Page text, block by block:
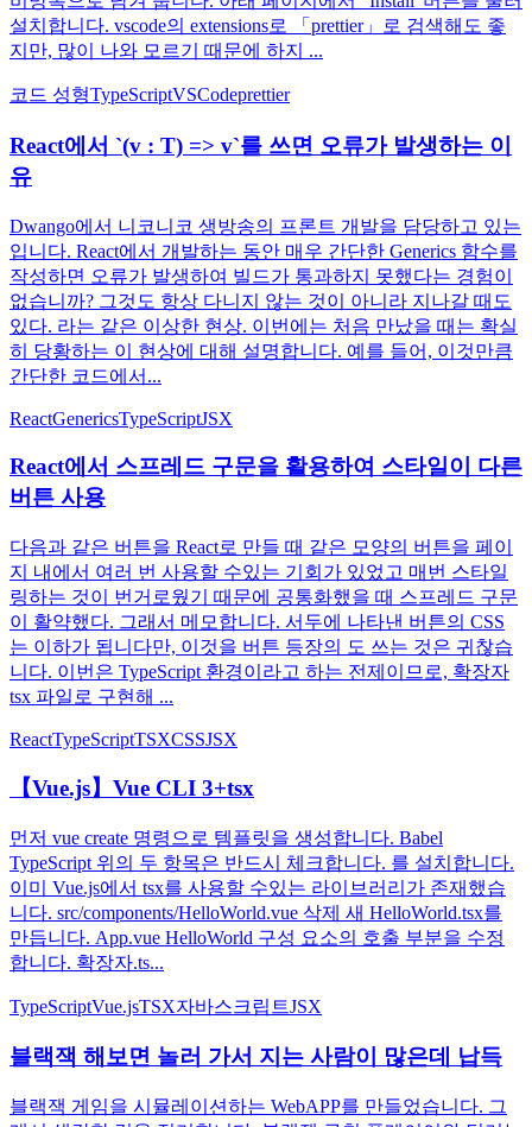
설치합니다. vscode의 extensions로 「prettier」로 검색해도 좋
지만, 많이 나와 모르기 때문에 하지 ...
코드 성형TypeScriptVSCodeprettier
React에서 `(v : T) => v`를 쓰면 오류가 발생하는 이
유
Dwango에서 니코니코 생방송의 프론트 개발을 담당하고 있는
입니다. React에서 개발하는 동안 매우 간단한 Generics 함수를
작성하면 오류가 발생하여 빌드가 통과하지 못했다는 경험이
없습니까? 그것도 항상 다니지 않는 것이 아니라 지나갈 때도
있다. 라는 같은 이상한 현상. 이번에는 처음 만났을 때는 확실
히 당황하는 이 현상에 대해 설명합니다. 예를 들어, 이것만큼
간단한 코드에서...
ReactGenericsTypeScriptJSX
React에서 스프레드 구문을 활용하여 스타일이 다른
버튼 사용
다음과 같은 버튼을 React로 만들 때 같은 모양의 버튼을 페이
지 내에서 여러 번 사용할 수있는 기회가 있었고 매번 스타일
링하는 것이 번거로웠기 때문에 공통화했을 때 스프레드 구문
이 활약했다. 그래서 메모합니다. 서두에 나타낸 버튼의 CSS
는 이하가 됩니다만, 이것을 버튼 등장의 도 쓰는 것은 귀찮습
니다. 이번은 TypeScript 환경이라고 하는 전제이므로, 확장자
tsx 파일로 구현해 ...
ReactTypeScriptTSXCSSJSX
【Vue.js】Vue CLI 3+tsx
먼저 vue create 명령으로 템플릿을 생성합니다. Babel
TypeScript 위의 두 항목은 반드시 체크합니다. 를 설치합니다.
이미 Vue.js에서 tsx를 사용할 수있는 라이브러리가 존재했습
니다. src/components/HelloWorld.vue 삭제 새 HelloWorld.tsx를
만듭니다. App.vue HelloWorld 구성 요소의 호출 부분을 수정
합니다. 확장자.ts...
TypeScriptVue.jsTSX자바스크립트JSX
블랙잭 해보면 놀러 가서 지는 사람이 많은데 납득
블랙잭 게임을 시뮬레이션하는 WebAPP를 만들었습니다. 그